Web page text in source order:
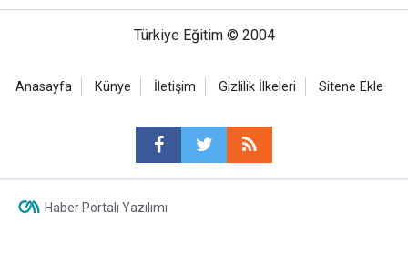
Türkiye Eğitim © 2004
Anasayfa Künye İletişim Gizlilik İlkeleri Sitene Ekle
Haber Portalı Yazılımı